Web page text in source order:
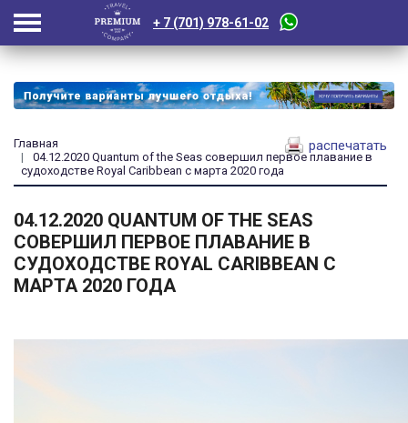
+ 7 (701) 978-61-02
Главная
04.12.2020 Quantum of the Seas совершил первое плавание в
судоходстве Royal Caribbean с марта 2020 года
распечатать
04.12.2020 QUANTUM OF THE SEAS
СОВЕРШИЛ ПЕРВОЕ ПЛАВАНИЕ В
СУДОХОДСТВЕ ROYAL CARIBBEAN С
МАРТА 2020 ГОДА